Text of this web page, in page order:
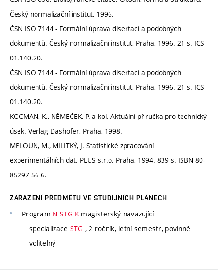
Český normalizační institut, 1996.
ČSN ISO 7144 - Formální úprava disertací a podobných
dokumentů. Český normalizační institut, Praha, 1996. 21 s. ICS
01.140.20.
ČSN ISO 7144 - Formální úprava disertací a podobných
dokumentů. Český normalizační institut, Praha, 1996. 21 s. ICS
01.140.20.
KOCMAN, K., NĚMEČEK, P. a kol. Aktuální příručka pro technický
úsek. Verlag Dashöfer, Praha, 1998.
MELOUN, M., MILITKÝ, J. Statistické zpracování
experimentálních dat. PLUS s.r.o. Praha, 1994. 839 s. ISBN 80-
85297-56-6.
ZAŘAZENÍ PŘEDMĚTU VE STUDIJNÍCH PLÁNECH
Program N-STG-Kmagisterský navazující
specializace STG , 2 ročník, letní semestr, povinně
volitelný